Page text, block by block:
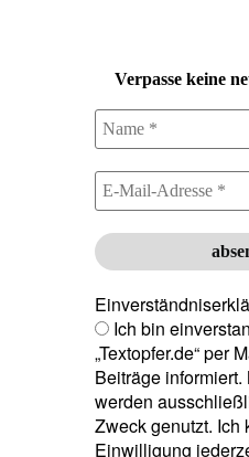
Verpasse keine
Ich bin
„Textopfer.de“ per
Beiträge
werden
Zweck genutzt. Ich
Einwilligung